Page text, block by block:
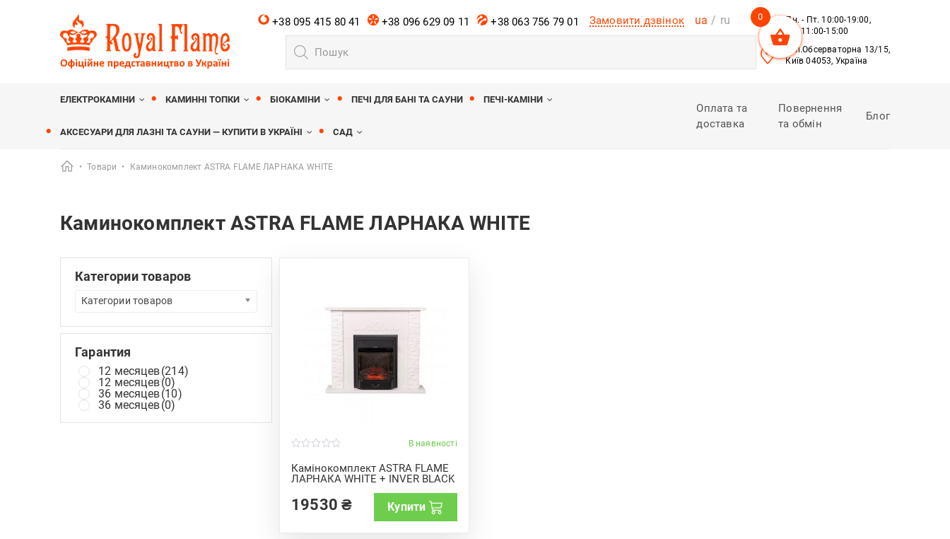
+38 095 415 80 41 +38 096 629 09 11 +38 063 756 79 01 Замовити дзвінок ua
ru
Пошук
товарів
Пн. - Пт. 10:00-19:00,
Сб. 11:00-15:00
вул.Обсерваторна 13/15,
Київ 04053, Україна
Оплата та
доставка
Повернення
та обмін
Блог
ЕЛЕКТРОКАМІНИ КАМИННІ ТОПКИ БІОКАМІНИ ПЕЧІ ДЛЯ БАНІ ТА САУНИ ПЕЧІ-КАМІНИ
АКСЕСУАРИ ДЛЯ ЛАЗНІ ТА САУНИ — КУПИТИ В УКРАЇНІ САД
• Товари • Каминокомплект ASTRA FLAME ЛАРНАКА WHITE
Каминокомплект ASTRA FLAME ЛАРНАКА WHITE
Категории товаров
Категории товаров
Гарантия
12 месяцев(214)
12 месяцев(0)
36 месяцев(10)
36 месяцев(0)
В наявності
Камінокомплект ASTRA FLAME
ЛАРНАКА WHITE + INVER BLACK
o
u
t
f19530₴ Купити
0